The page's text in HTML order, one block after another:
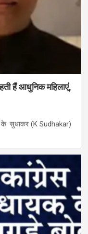
हैं आधुनिक महिलाएं,
के. सुधाकर (K Sudhakar)